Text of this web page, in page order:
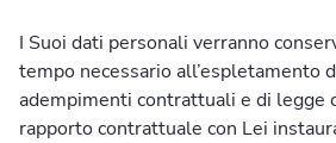
I Suoi dati personali verranno
tempo necessario all’espletamento
adempimenti contrattuali e di legge
rapporto contrattuale con Lei